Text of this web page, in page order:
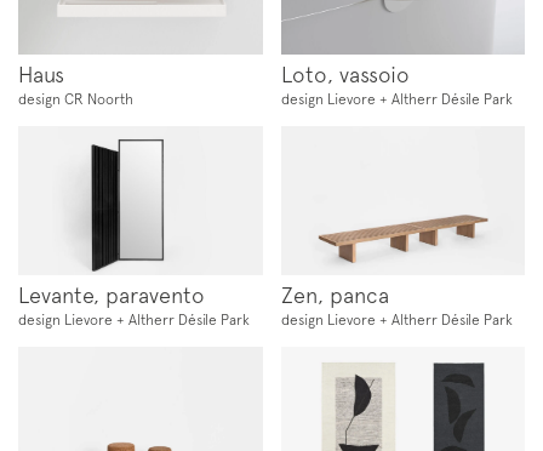
Follow us on
Instagram
Haus
design CR Noorth
Loto, vassoio
design Lievore + Altherr Désile Park
Levante, paravento
design Lievore + Altherr Désile Park
Zen, panca
design Lievore + Altherr Désile Park